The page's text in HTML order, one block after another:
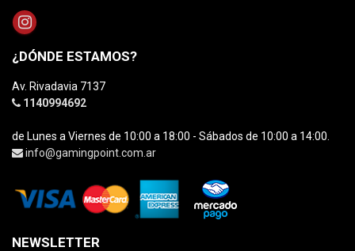
¿DÓNDE ESTAMOS?
Av. Rivadavia 7137
1140994692
de Lunes a Viernes de 10:00 a 18:00 - Sábados de 10:00 a 14:00.
info@gamingpoint.com.ar
NEWSLETTER